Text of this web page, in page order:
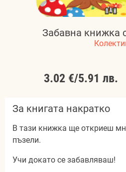
Забавна книжка
3.02 €/5.91 лв.
За книгата накратко
В тази книжка ще откриеш
пъзели.
Учи докато се забавляваш!